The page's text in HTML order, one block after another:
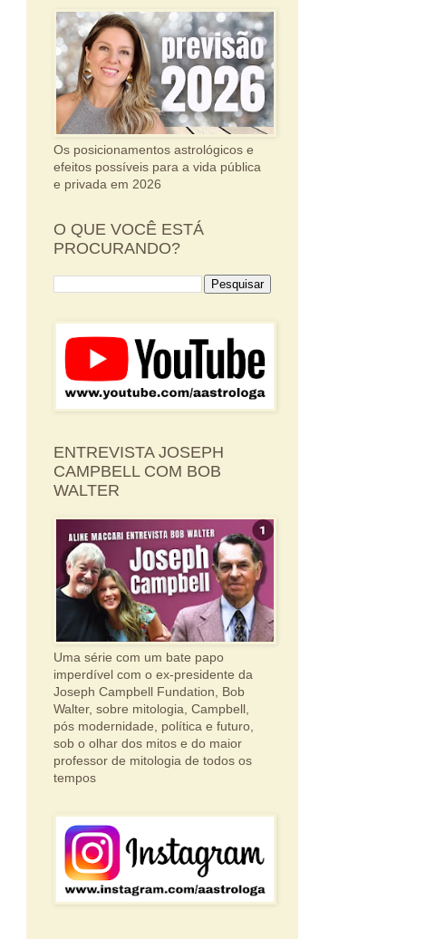
Os posicionamentos astrológicos e
efeitos possíveis para a vida pública
e privada em 2026
O QUE VOCÊ ESTÁ
PROCURANDO?
ENTREVISTA JOSEPH
CAMPBELL COM BOB
WALTER
Uma série com um bate papo
imperdível com o ex-presidente da
Joseph Campbell Fundation, Bob
Walter, sobre mitologia, Campbell,
pós modernidade, política e futuro,
sob o olhar dos mitos e do maior
professor de mitologia de todos os
tempos